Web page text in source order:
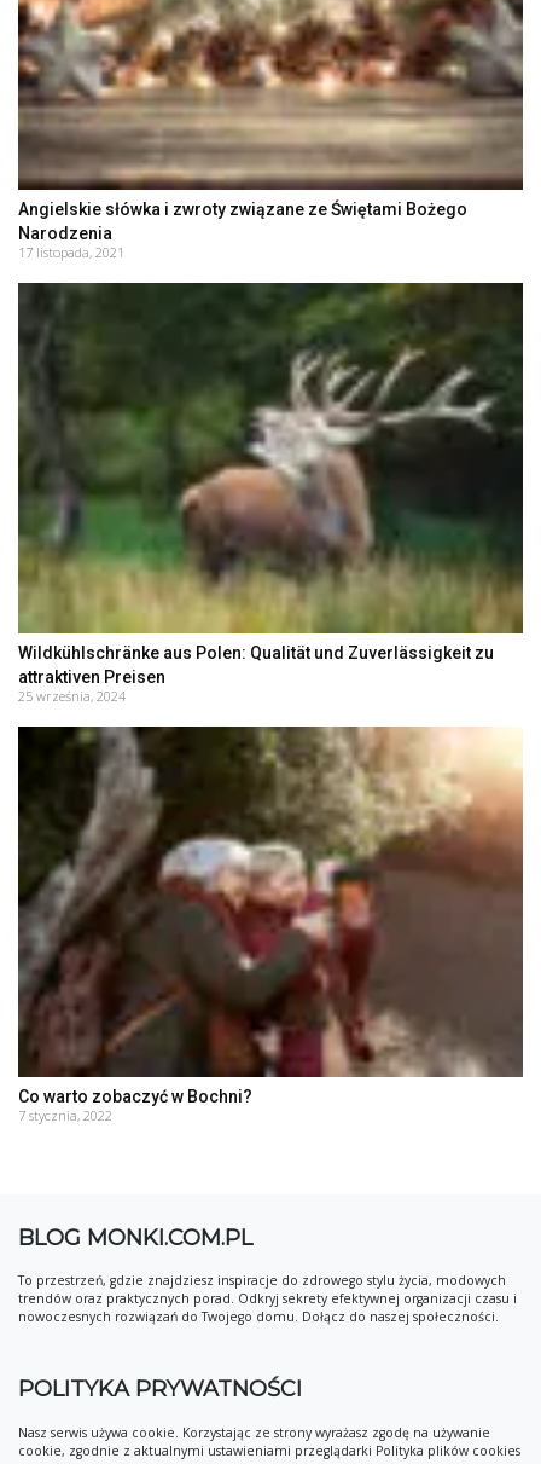
Angielskie słówka i zwroty związane ze Świętami Bożego
Narodzenia
17 listopada, 2021
Wildkühlschränke aus Polen: Qualität und Zuverlässigkeit zu
attraktiven Preisen
25 września, 2024
Co warto zobaczyć w Bochni?
7 stycznia, 2022
BLOG MONKI.COM.PL
To przestrzeń, gdzie znajdziesz inspiracje do zdrowego stylu życia, modowych
trendów oraz praktycznych porad. Odkryj sekrety efektywnej organizacji czasu i
nowoczesnych rozwiązań do Twojego domu. Dołącz do naszej społeczności.
POLITYKA PRYWATNOŚCI
Nasz serwis używa cookie. Korzystając ze strony wyrażasz zgodę na używanie
cookie, zgodnie z aktualnymi ustawieniami przeglądarki Polityka plików cookies